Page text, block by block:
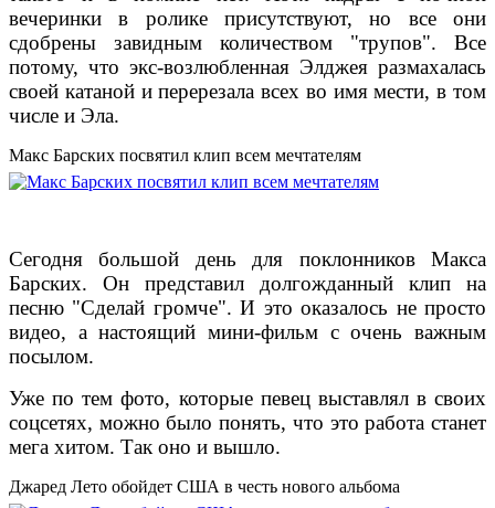
вечеринки в ролике присутствуют, но все они
сдобрены завидным количеством "трупов". Все
потому, что экс-возлюбленная Элджея размахалась
своей катаной и перерезала всех во имя мести, в том
числе и Эла.
Макс Барских посвятил клип всем мечтателям
Сегодня большой день для поклонников Макса
Барских. Он представил долгожданный клип на
песню "Сделай громче". И это оказалось не просто
видео, а настоящий мини-фильм с очень важным
посылом.
Уже по тем фото, которые певец выставлял в своих
соцсетях, можно было понять, что это работа станет
мега хитом. Так оно и вышло.
Джаред Лето обойдет США в честь нового альбома